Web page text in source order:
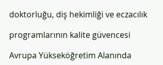
doktorluğu, diş hekimliği ve eczacılık
programlarının kalite güvencesi
Avrupa Yükseköğretim Alanında